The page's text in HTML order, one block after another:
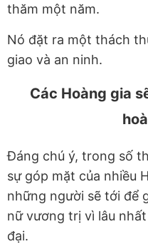
thăm một năm.
Nó đặt ra một thách
giao và an ninh.
Các Hoàng gia
Đáng chú ý, trong số
sự góp mặt của nhiều
những người sẽ tới để
nữ vương trị vì lâu
đại.